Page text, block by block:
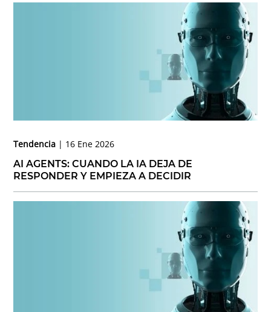
Tendencia
16 Ene 2026
AI AGENTS: CUANDO LA IA DEJA DE
RESPONDER Y EMPIEZA A DECIDIR